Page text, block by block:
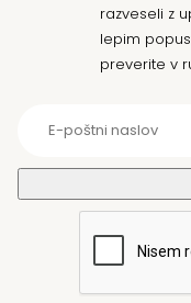
razveseli z
lepim
preverite v